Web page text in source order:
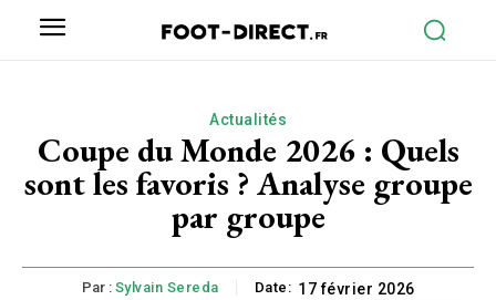
Actualités
Coupe du Monde 2026 : Quels
sont les favoris ? Analyse groupe
par groupe
Par : Sylvain Sereda Date: 17 février 2026